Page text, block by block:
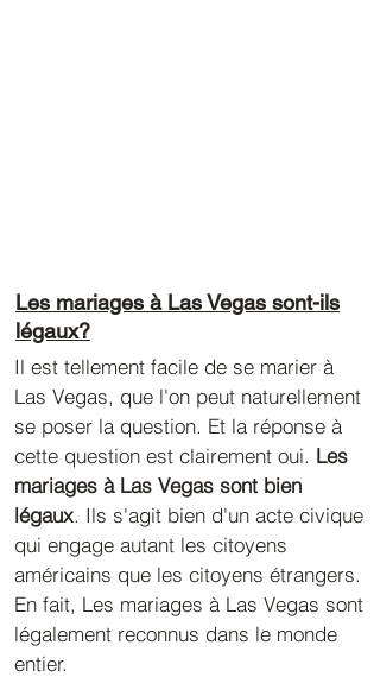
Les mariages à Las Vegas sont-ils
légaux?
Il est tellement facile de se marier à
Las Vegas, que l'on peut naturellement
se poser la question. Et la réponse à
cette question est clairement oui. Les
mariages à Las Vegas sont bien
légaux. Ils s'agit bien d'un acte civique
qui engage autant les citoyens
américains que les citoyens étrangers.
En fait, Les mariages à Las Vegas sont
légalement reconnus dans le monde
entier.